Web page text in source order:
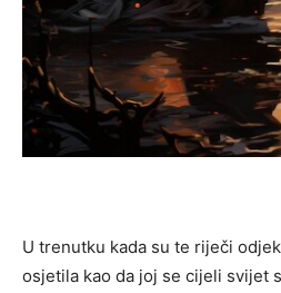
U trenutku kada su te riječi
osjetila kao da joj se cijeli svijet